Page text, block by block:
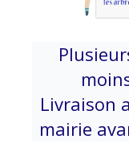
Livraison
mairie